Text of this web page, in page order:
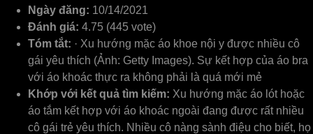
Ngày đăng: 10/14/2021
Đánh giá: 4.75 (445 vote)
Tóm tắt: · Xu hướng mặc áo khoe nội y được nhiều cô
gái yêu thích (Ảnh: Getty Images). Sự kết hợp của áo bra
với áo khoác thực ra không phải là quá mới mẻ
Khớp với kết quả tìm kiếm: Xu hướng mặc áo lót hoặc
áo tắm kết hợp với áo khoác ngoài đang được rất nhiều
cô gái trẻ yêu thích. Nhiều cô nàng sành điệu cho biết, họ